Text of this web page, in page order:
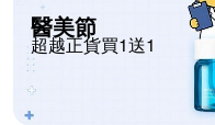
醫美節
超越正貨買1送1